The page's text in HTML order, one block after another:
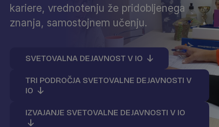
kariere, vrednotenju že pridobljenega
znanja, samostojnem učenju.
SVETOVALNA DEJAVNOST V IO
TRI PODROČJA SVETOVALNE DEJAVNOSTI V
IO
IZVAJANJE SVETOVALNE DEJAVNOSTI V IO